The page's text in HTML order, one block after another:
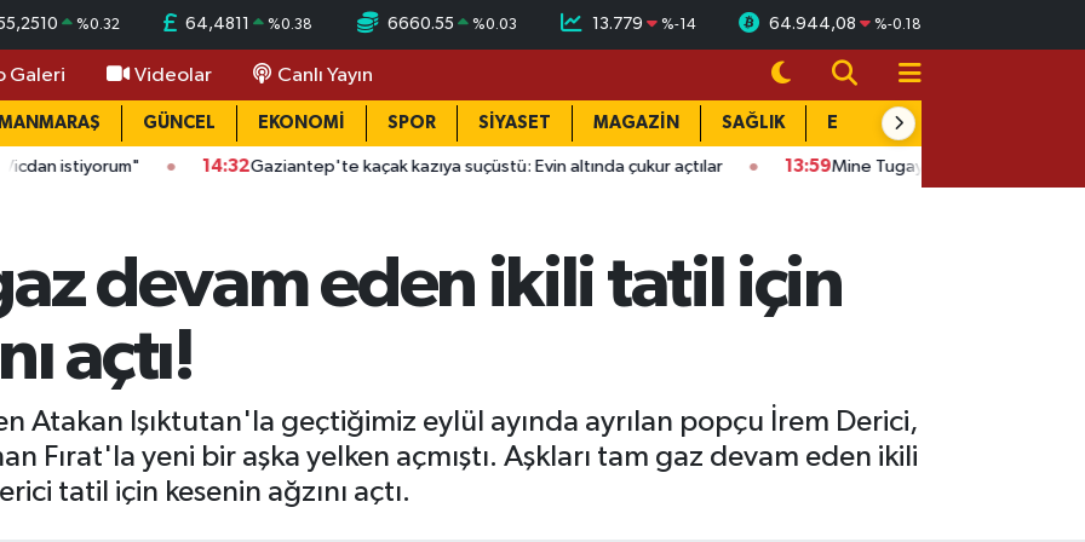
%0.32 64,4811 %0.38 6660.55 %0.03 13.779 %-14 64.944,08 %-0.18
Galeri Videolar Canlı Yayın
GÜNCEL EKONOMİ SPOR SİYASET MAGAZİN SAĞLIK EĞİTİM
14:32Gaziantep'te kaçak kazıya suçüstü: Evin altında çukur açtılar 13:59 Mine Tugay 30 yıl önceki halini paylaştı: Görenler şaştı
devam eden ikili tatil için
açtı!
Atakan Işıktutan'la geçtiğimiz eylül ayında ayrılan popçu İrem Derici,
Fırat'la yeni bir aşka yelken açmıştı. Aşkları tam gaz devam eden ikili
tatil için kesenin ağzını açtı.